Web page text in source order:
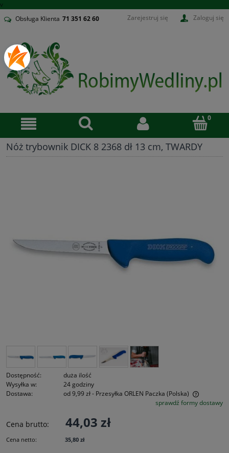
v
Obsługa Klienta 71 351 62 60 Zarejestruj się Zaloguj się
Nóż trybownik DICK 8 2368 dł 13 cm, TWARDY
Dostępność:
duża ilość
Wysyłka w:
24 godziny
Dostawa:
od 9,99 zł- Przesyłka ORLEN Paczka (Polska)
Cena nie zawiera ewentualnych kosztów płatnościsprawdź formy dostawy
Cena brutto: 44,03 zł
Cena netto: 35,80 zł